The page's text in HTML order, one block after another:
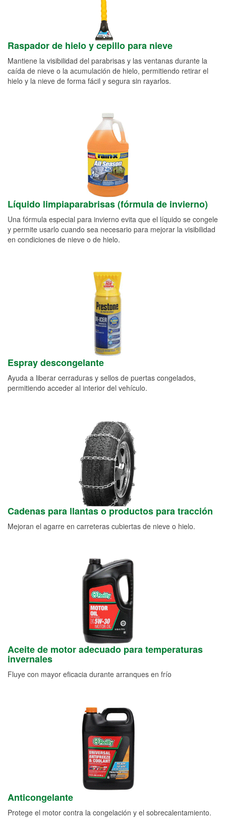
Raspador de hielo y cepillo para nieve
Mantiene la visibilidad del parabrisas y las ventanas durante la
caída de nieve o la acumulación de hielo, permitiendo retirar el
hielo y la nieve de forma fácil y segura sin rayarlos.
Líquido limpiaparabrisas (fórmula de invierno)
Una fórmula especial para invierno evita que el líquido se congele
y permite usarlo cuando sea necesario para mejorar la visibilidad
en condiciones de nieve o de hielo.
Espray descongelante
Ayuda a liberar cerraduras y sellos de puertas congelados,
permitiendo acceder al interior del vehículo.
Cadenas para llantas o productos para tracción
Mejoran el agarre en carreteras cubiertas de nieve o hielo.
Aceite de motor adecuado para temperaturas
invernales
Fluye con mayor eficacia durante arranques en frío
Anticongelante
Protege el motor contra la congelación y el sobrecalentamiento.